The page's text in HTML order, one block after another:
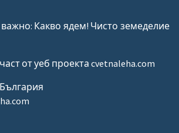
Какво ядем! Чисто земеделие
от уеб проекта cvetnaleha.com